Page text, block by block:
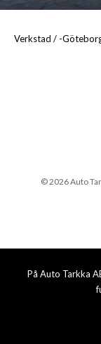
På Auto Tarkka
Verkstad / -
© 2026 Auto